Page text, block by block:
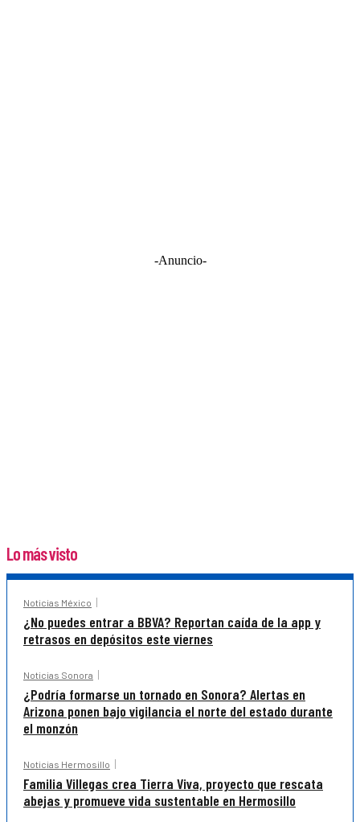
-Anuncio-
Lo más visto
Noticias México
¿No puedes entrar a BBVA? Reportan caída de la app y
retrasos en depósitos este viernes
Noticias Sonora
¿Podría formarse un tornado en Sonora? Alertas en
Arizona ponen bajo vigilancia el norte del estado durante
el monzón
Noticias Hermosillo
Familia Villegas crea Tierra Viva, proyecto que rescata
abejas y promueve vida sustentable en Hermosillo